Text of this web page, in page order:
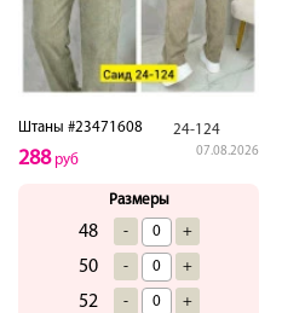
Штаны #23471608 24-124
07.08.2026
288руб
Размеры
48 - +
50 - +
52 - +